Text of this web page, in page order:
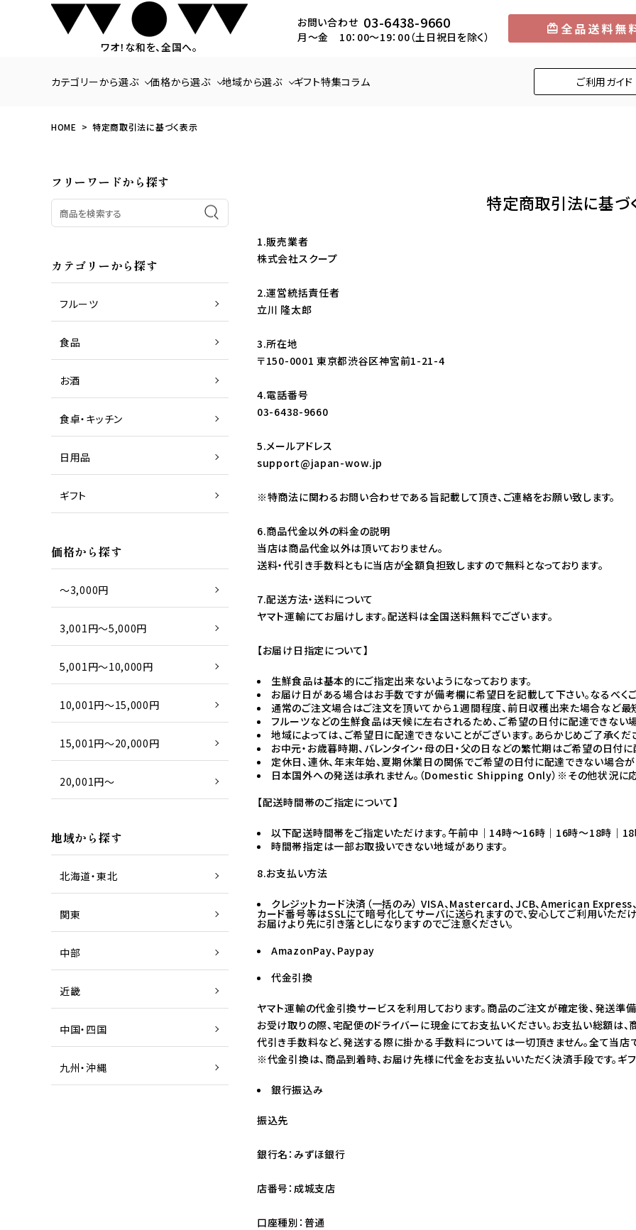
ワオ！な和を、全国へ。
お問い合わせ 03-6438-9660
月～金 10：00～19：00（土日祝日を除く）
カテゴリーから選ぶ
ラ・フランス
さくらんぼ 柿
みかん
梨
パイナップル
商品一覧 お肉
商品一覧 日本酒
商品一覧 グラス
商品一覧 マフラー
価格から選ぶ
20,001円～
地域から選ぶ
九州・沖縄
ギフト特集コラム ご利用ガイド
HOME 特定商取引法に基づく表示
フリーワードから探す
カテゴリーから探す
フルーツ
食品
お酒
食卓・キッチン
日用品
ギフト
価格から探す
～3,000円
3,001円～5,000円
5,001円～10,000円
10,001円～15,000円
15,001円～20,000円
20,001円～
地域から探す
北海道・東北
関東
中部
近畿
中国・四国
九州・沖縄
特定商取引法に基づ
1.販売業者
株式会社スクープ
2.運営統括責任者
立川 隆太郎
3.所在地
〒150-0001 東京都渋谷区神宮前1-21-4
4.電話番号
03-6438-9660
5.メールアドレス
support@japan-wow.jp
※特商法に関わるお問い合わせである旨記載して頂き、ご連絡をお願い致します。
6.商品代金以外の料金の説明
当店は商品代金以外は頂いておりません。
送料・代引き手数料ともに当店が全額負担致しますので無料となっております。
7.配送方法・送料について
ヤマト運輸にてお届けします。配送料は全国送料無料でございます。
【お届け日指定について】
生鮮食品は基本的にご指定出来ないようになっております。
お届け日がある場合はお手数ですが備考欄に希望日を記載して下さい。なるべく
通常のご注文場合はご注文を頂いてから１週間程度、前日収穫出来た場合など最
フルーツなどの生鮮食品は天候に左右されるため、ご希望の日付に配達できない
地域によっては、ご希望日に配達できないことがございます。あらかじめご了承くだ
お中元・お歳暮時期、バレンタイン・母の日・父の日などの繁忙期はご希望の日付
定休日、連休、年末年始、夏期休業日の関係でご希望の日付に配達できない場合が
日本国外への発送は承れません。（Domestic Shipping Only）※その他状況に
【配送時間帯のご指定について】
以下配送時間帯をご指定いただけます。午前中｜14時～16時｜16時～18時｜
時間帯指定は一部お取扱いできない地域があります。
8.お支払い方法
クレジットカード決済（一括のみ） VISA、Mastercard、JCB、American Express
カード番号等はSSLにて暗号化してサーバに送られますので、安心してご利用いただ
お届けより先に引き落としになりますのでご注意ください。
AmazonPay、Paypay
代金引換
ヤマト運輸の代金引換サービスを利用しております。商品のご注文が確定後、発送準
お受け取りの際、宅配便のドライバーに現金にてお支払いください。お支払い総額は、
代引き手数料など、発送する際に掛かる手数料については一切頂きません。全て当店
※代金引換は、商品到着時、お届け先様に代金をお支払いいただく決済手段です。ギ
銀行振込み
振込先
銀行名：みずほ銀行
店番号：成城支店
口座種別：普通